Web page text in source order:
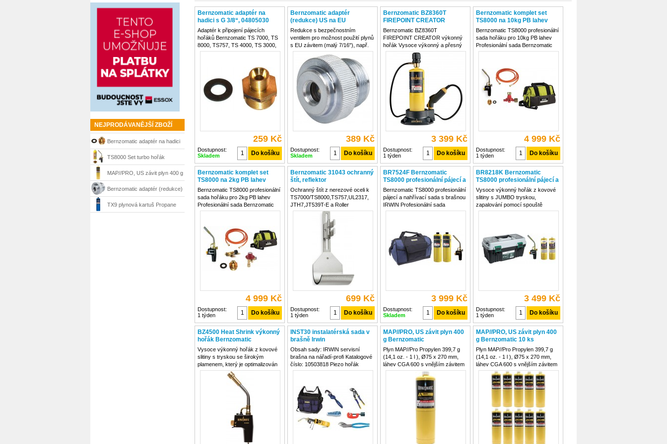
NEJPRODÁVANĚJŠÍ ZBOŽÍ
Bernzomatic adaptér na hadici
s G 3/8“, 04805030
TS8000 Set turbo hořák
Bernzomatic
MAP//PRO, US závit plyn 400 g
Bernzomatic
Bernzomatic adaptér (redukce)
US na EU
TX9 plynová kartuš Propane
Bernzomatic adaptér na
hadici s G 3/8“, 04805030
Adaptér k připojení pájecích
hořáků Bernzomatic TS 7000, TS
8000, TS757, TS 4000, TS 3000,
BZ4500HS, JT539T, JTH7, JT680,
(Rothenberger) k plynové hadici s
koncovkou G 3/8"LH
259 Kč
Dostupnost:
Skladem
Bernzomatic adaptér
(redukce) US na EU
Redukce s bezpečnostním
ventilem pro možnost použití plynů
s EU závitem (malý 7/16"), např.
Bernzomatic Supergas,
Rothenberger Multigas 300,
Maxigas, Rogas, Mappgas... na
hořáky Bernzomatic TS8000,
TS7000, TS4000, TS3000,
389 Kč
Dostupnost:
Skladem
Bernzomatic BZ8360T
FIREPOINT CREATOR
výkonný hořák
Bernzomatic BZ8360T
FIREPOINT CREATOR výkonný
hořák Vysoce výkonný a přesný
plynový hořák určený pro detailní
a jemné práce Kompaktní
konstrukce z kovové slitiny s
ergonomickou rukojetí umožňuje
pohodlné ovládání jednou rukou
Hořák
3 399 Kč
Dostupnost:
1 týden
Bernzomatic komplet set
TS8000 na 10kg PB lahev
Bernzomatic TS8000 profesionální
sada hořáku pro 10kg PB lahev
Profesionální sada Bernzomatic
TS8000 je určena pro tvrdé i
a další náročné práce. Součástí
sady je výkonný turbo hořák
TS8000 s
4 999 Kč
Dostupnost:
1 týden
Bernzomatic komplet set
TS8000 na 2kg PB lahev
Bernzomatic TS8000 profesionální
sada hořáku pro 2kg PB lahev
Profesionální sada Bernzomatic
TS8000 je určena pro tvrdé i
a další náročné práce. Součástí
sady je výkonný turbo hořák
TS8000 s
4 999 Kč
Dostupnost:
1 týden
Bernzomatic 31043 ochranný
štít, reflektor
Ochranný štít z nerezové oceli k
TS7000/TS8000,TS757,UL2317,
JTH7,JT539T-E a Roller
Aror,Rothenberger Superfire Šířka
65 mm, na hořáky Ø 8-15 mm
Zkracuje doby ohřevu především
u tvrdého pájení, zaručuje
stejnoměrný prohřev trubky i
699 Kč
Dostupnost:
1 týden
BR7524F Bernzomatic
TS8000 profesionální pájecí a
nahřívací sada + brašna
IRWIN
Bernzomatic TS8000 profesionální
pájecí a nahřívací sada s brašnou
IRWIN Profesionální sada
Bernzomatic TS8000 je určena pro
servisních prací. Součástí je
nejvýkonnější turbo
3 999 Kč
Dostupnost:
Skladem
BR8218K Bernzomatic
TS8000 profesionální pájecí a
nahřívací sada kufříku
Vysoce výkonný hořák z kovové
slitiny s JUMBO tryskou,
zapalování pomocí spouště
TS8000T je hořák s vestvěným
Plamen je stejný v jakékoliv poloze
Odolná konstrukce hořáku,
3 499 Kč
Dostupnost:
1 týden
BZ4500 Heat Shrink výkonný
hořák Bernzomatic
Vysoce výkonný hořák z kovové
slitiny s tryskou se širokým
plamenem, který je optimalizován
pro smršťování elektrikářských
bužírek a izolací BZ4500HS je
hořák s vestavěným zapalováním
a regulací tlaku - plamen je
INST30 instalatérská sada v
brašně Irwin
Obsah sady: IRWIN servisní
brašna na nářadí-profi Katalogové
číslo: 10503818 Piezo hořák
Bernzomatic TS7000E Katalógové
palivová kartuš MAPP Katalogové
číslo: 10504277 IRWIN Quick
Record-hasák Katalogové číslo:
MAP//PRO, US závit plyn 400
g Bernzomatic
Plyn MAP//Pro Propylen 399,7 g
(14,1 oz. - 1 l ), Ø75 x 270 mm,
láhev CGA 600 s vnějším závitem
3/4"- UNEF 20 RH , bezpečnostní
ventil, nevratná, nenaplnitelná
kartuš Plyn MAP//Pro Propylen
BernzOmatic MG 9 400g s US
MAP//PRO, US závit plyn 400
g Bernzomatic 10 ks
Plyn MAP//Pro Propylen 399,7 g
(14,1 oz. - 1 l ), Ø75 x 270 mm,
láhev CGA 600 s vnějším závitem
3/4"- UNEF 20 RH , bezpečnostní
ventil, nevratná, nenaplnitelná
kartuš Plyn MAP//Pro Propylen